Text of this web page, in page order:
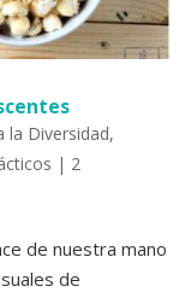
la Diversidad,
| 2
de nuestra mano
de